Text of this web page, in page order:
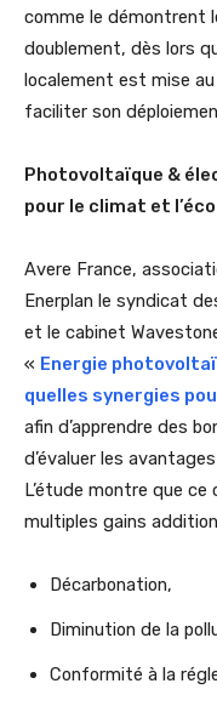
comme le démontrent
doublement, dès lors
localement est mise
faciliter son
Photovoltaïque &
pour le climat et
Avere France,
Enerplan le syndicat
et le cabinet
« Energie
quelles synergies
afin d’apprendre des
d’évaluer les
L’étude montre que ce
multiples gains
Décarbonation,
Diminution de la
Conformité à la